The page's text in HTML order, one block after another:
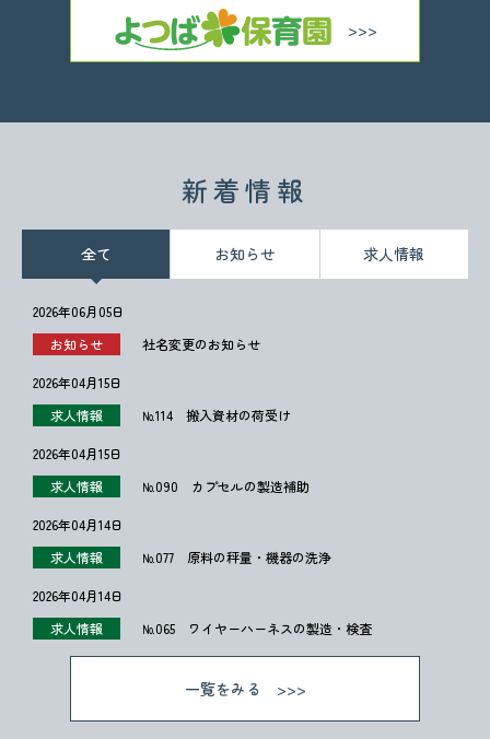
新着情報
全て お知らせ 求人情報
2026年06月05日
お知らせ
社名変更のお知らせ
2026年04月15日
求人情報
№114 搬入資材の荷受け
2026年04月15日
求人情報
№090 カプセルの製造補助
2026年04月14日
求人情報
№077 原料の秤量・機器の洗浄
2026年04月14日
求人情報
№065 ワイヤーハーネスの製造・検査
一覧をみる